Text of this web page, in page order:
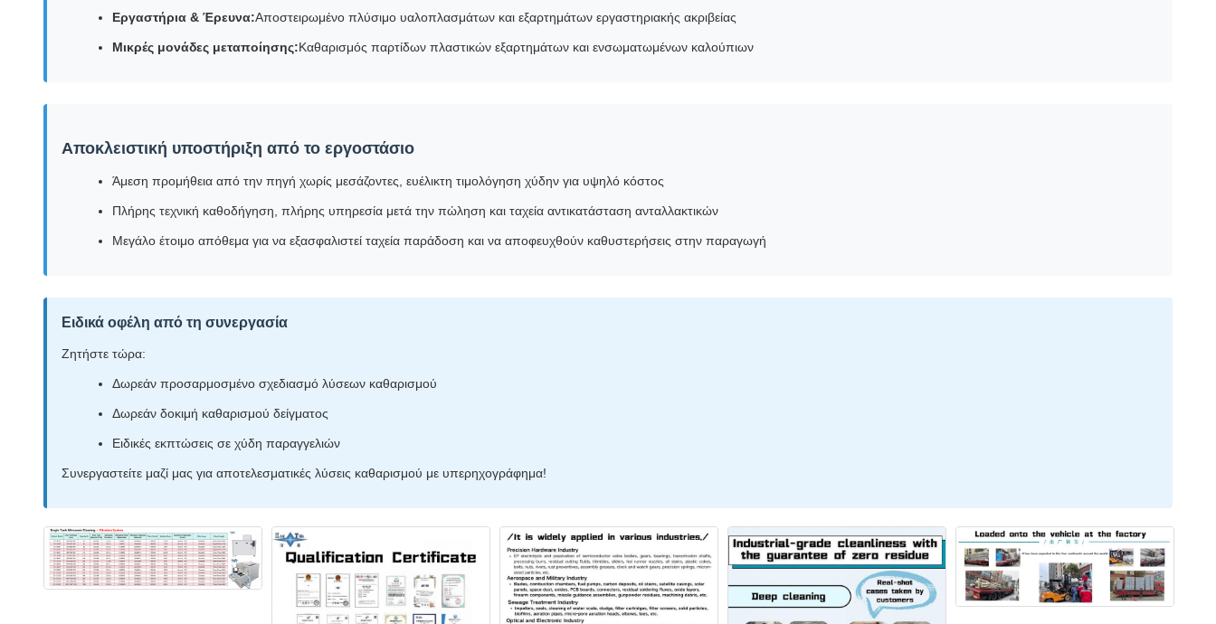
Εργαστήρια & Έρευνα:Αποστειρωμένο πλύσιμο υαλοπλασμάτων και εξαρτημάτων εργαστηριακής ακριβείας
Μικρές μονάδες μεταποίησης:Καθαρισμός παρτίδων πλαστικών εξαρτημάτων και ενσωματωμένων καλούπιων
Αποκλειστική υποστήριξη από το εργοστάσιο
Άμεση προμήθεια από την πηγή χωρίς μεσάζοντες, ευέλικτη τιμολόγηση χύδην για υψηλό κόστος
Πλήρης τεχνική καθοδήγηση, πλήρης υπηρεσία μετά την πώληση και ταχεία αντικατάσταση ανταλλακτικών
Μεγάλο έτοιμο απόθεμα για να εξασφαλιστεί ταχεία παράδοση και να αποφευχθούν καθυστερήσεις στην παραγωγή
Ειδικά οφέλη από τη συνεργασία
Ζητήστε τώρα:
Δωρεάν προσαρμοσμένο σχεδιασμό λύσεων καθαρισμού
Δωρεάν δοκιμή καθαρισμού δείγματος
Ειδικές εκπτώσεις σε χύδη παραγγελιών
Συνεργαστείτε μαζί μας για αποτελεσματικές λύσεις καθαρισμού με υπερηχογράφημα!